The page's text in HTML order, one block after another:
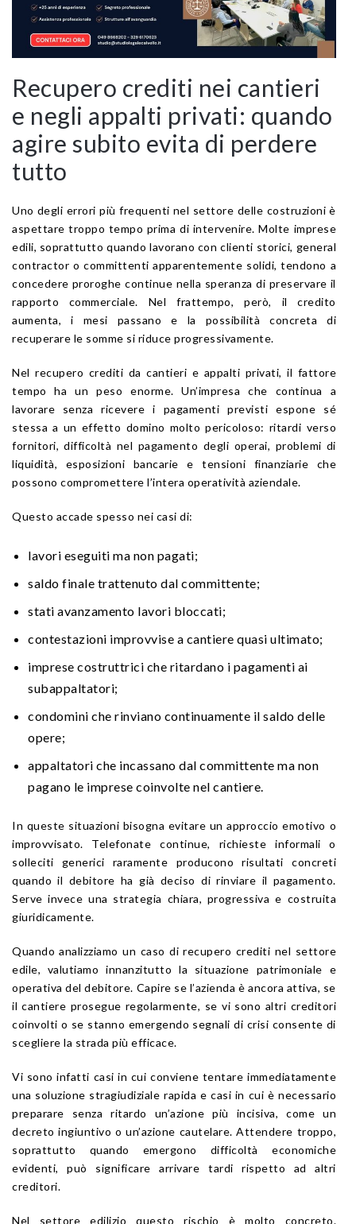
Recupero crediti nei cantieri
e negli appalti privati: quando
agire subito evita di perdere
tutto
Uno degli errori più frequenti nel settore delle costruzioni è
aspettare troppo tempo prima di intervenire. Molte imprese
edili, soprattutto quando lavorano con clienti storici, general
contractor o committenti apparentemente solidi, tendono a
concedere proroghe continue nella speranza di preservare il
rapporto commerciale. Nel frattempo, però, il credito
aumenta, i mesi passano e la possibilità concreta di
recuperare le somme si riduce progressivamente.
Nel recupero crediti da cantieri e appalti privati, il fattore
tempo ha un peso enorme. Un’impresa che continua a
lavorare senza ricevere i pagamenti previsti espone sé
stessa a un effetto domino molto pericoloso: ritardi verso
fornitori, difficoltà nel pagamento degli operai, problemi di
liquidità, esposizioni bancarie e tensioni finanziarie che
possono compromettere l’intera operatività aziendale.
Questo accade spesso nei casi di:
lavori eseguiti ma non pagati;
saldo finale trattenuto dal committente;
stati avanzamento lavori bloccati;
contestazioni improvvise a cantiere quasi ultimato;
imprese costruttrici che ritardano i pagamenti ai
subappaltatori;
condomini che rinviano continuamente il saldo delle
opere;
appaltatori che incassano dal committente ma non
pagano le imprese coinvolte nel cantiere.
In queste situazioni bisogna evitare un approccio emotivo o
improvvisato. Telefonate continue, richieste informali o
solleciti generici raramente producono risultati concreti
quando il debitore ha già deciso di rinviare il pagamento.
Serve invece una strategia chiara, progressiva e costruita
giuridicamente.
Quando analizziamo un caso di recupero crediti nel settore
edile, valutiamo innanzitutto la situazione patrimoniale e
operativa del debitore. Capire se l’azienda è ancora attiva, se
il cantiere prosegue regolarmente, se vi sono altri creditori
coinvolti o se stanno emergendo segnali di crisi consente di
scegliere la strada più efficace.
Vi sono infatti casi in cui conviene tentare immediatamente
una soluzione stragiudiziale rapida e casi in cui è necessario
preparare senza ritardo un’azione più incisiva, come un
decreto ingiuntivo o un’azione cautelare. Attendere troppo,
soprattutto quando emergono difficoltà economiche
evidenti, può significare arrivare tardi rispetto ad altri
creditori.
Nel settore edilizio questo rischio è molto concreto.